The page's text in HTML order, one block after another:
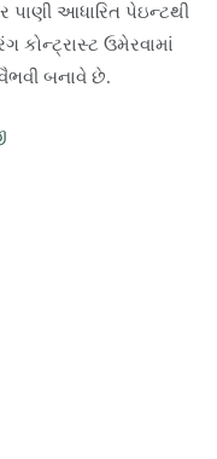
પાણી આધારિત પેઇન્ટથી
કોન્ટ્રાસ્ટ ઉમેરવામાં
બનાવે છે.